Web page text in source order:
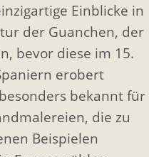
Einblicke in
der Guanchen, der
bevor diese im 15.
erobert
bekannt für
die zu
Beispielen